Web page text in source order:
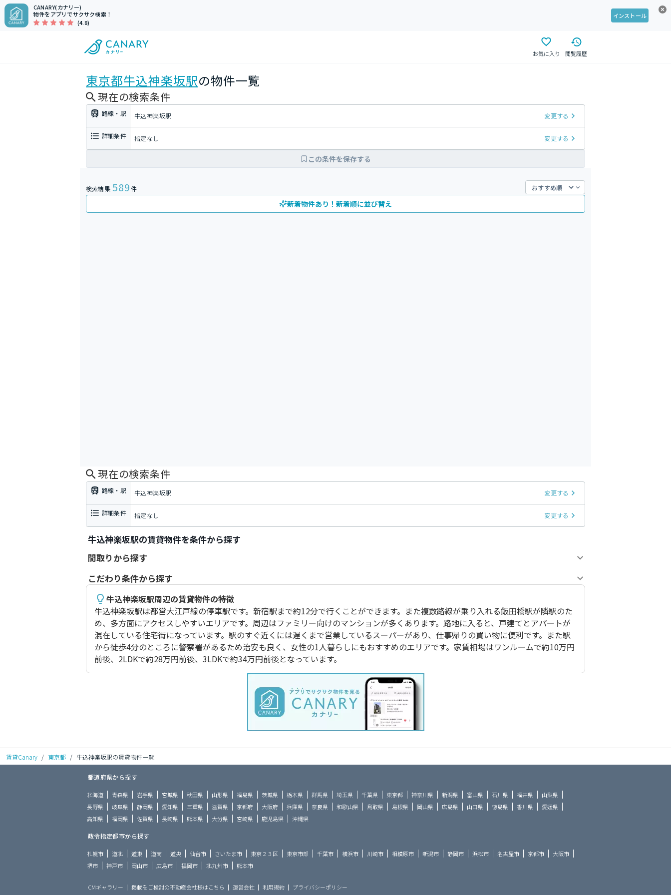
CANARY(カナリー)
物件をアプリでサクサク検索！
(4.8)
インストール
お気に入り 閲覧履歴
東京都牛込神楽坂駅の物件一覧
現在の検索条件
路線・駅 牛込神楽坂駅 変更する
詳細条件 指定なし 変更する
この条件を保存する
検索結果 589件
新着物件あり！新着順に並び替え
現在の検索条件
路線・駅 牛込神楽坂駅 変更する
詳細条件 指定なし 変更する
牛込神楽坂駅の賃貸物件を条件から探す
間取りから探す
こだわり条件から探す
牛込神楽坂駅周辺の賃貸物件の特徴
牛込神楽坂駅は都営大江戸線の停車駅です。新宿駅まで約12分で行くことができます。また複数路線が乗り入れる飯田橋駅が隣駅のた
め、多方面にアクセスしやすいエリアです。周辺はファミリー向けのマンションが多くあります。路地に入ると、戸建てとアパートが
混在している住宅街になっています。駅のすぐ近くには遅くまで営業しているスーパーがあり、仕事帰りの買い物に便利です。また駅
から徒歩4分のところに警察署があるため治安も良く、女性の1人暮らしにもおすすめのエリアです。家賃相場はワンルームで約10万円
前後、2LDKで約28万円前後、3LDKで約34万円前後となっています。
賃貸Canary / 東京都 / 牛込神楽坂駅の賃貸物件一覧
都道府県から探す
北海道 青森県 岩手県 宮城県 秋田県 山形県 福島県 茨城県 栃木県 群馬県 埼玉県 千葉県 東京都 神奈川県 新潟県 富山県 石川県 福井県
山梨県
長野県
岐阜県 静岡県 愛知県 三重県 滋賀県 京都府 大阪府 兵庫県 奈良県 和歌山県 鳥取県 島根県 岡山県 広島県 山口県 徳島県 香川県
愛媛県
高知県
福岡県 佐賀県 長崎県 熊本県 大分県 宮崎県 鹿児島県 沖縄県
政令指定都市から探す
札幌市 道北 道東 道南 道央 仙台市 さいたま市 東京２３区 東京市部 千葉市 横浜市 川崎市 相模原市 新潟市 静岡市 浜松市 名古屋市 京都市
大阪市
堺市
神戸市 岡山市 広島市 福岡市 北九州市 熊本市
CMギャラリー 掲載をご検討の不動産会社様はこちら 運営会社 利用規約 プライバシーポリシー